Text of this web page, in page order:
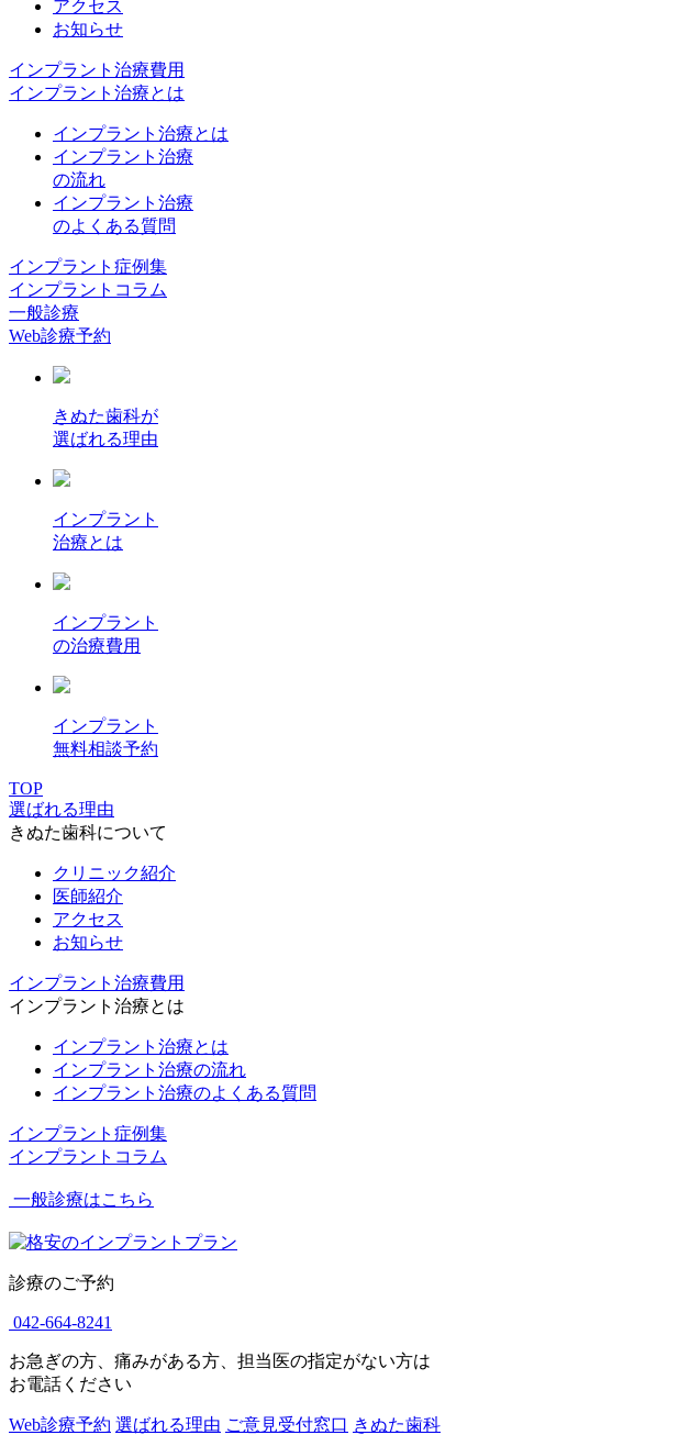
アクセス
お知らせ
インプラント治療費用
インプラント治療とは
インプラント治療とは
インプラント治療
の流れ
インプラント治療
のよくある質問
インプラント症例集
インプラントコラム
一般診療
Web診療予約
きぬた歯科が
選ばれる理由
インプラント
治療とは
インプラント
の治療費用
インプラント
無料相談予約
TOP
選ばれる理由
きぬた歯科について
クリニック紹介
医師紹介
アクセス
お知らせ
インプラント治療費用
インプラント治療とは
インプラント治療とは
インプラント治療の流れ
インプラント治療のよくある質問
インプラント症例集
インプラントコラム
一般診療はこちら
診療のご予約
042-664-8241
お急ぎの方、痛みがある方、担当医の指定がない方は
お電話ください
Web診療予約 選ばれる理由 ご意見受付窓口 きぬた歯科